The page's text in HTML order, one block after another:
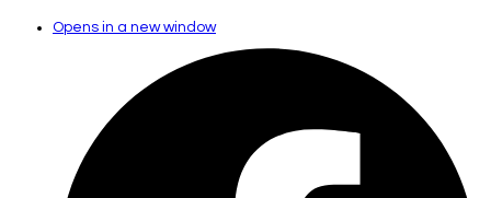
Opens in a new window